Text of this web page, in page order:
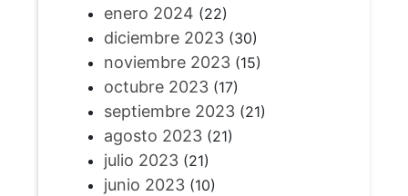
enero 2024 (22)
diciembre 2023(30)
noviembre 2023(15)
octubre 2023(17)
septiembre 2023(21)
agosto 2023(21)
julio 2023(21)
junio 2023(10)